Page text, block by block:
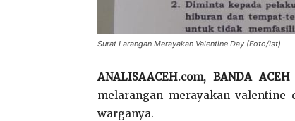
Surat Larangan Merayakan Valentine Day (Foto/Ist)
ANALISAACEH.com, BANDA ACEH
melarangan merayakan
warganya.